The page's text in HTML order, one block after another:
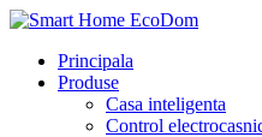
Principala
Produse
Casa inteligenta
Control